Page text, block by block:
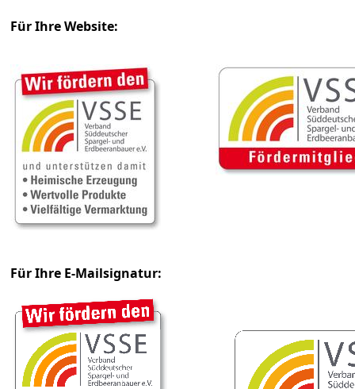
Für Ihre Website:
Für Ihre E-Mailsignatur: